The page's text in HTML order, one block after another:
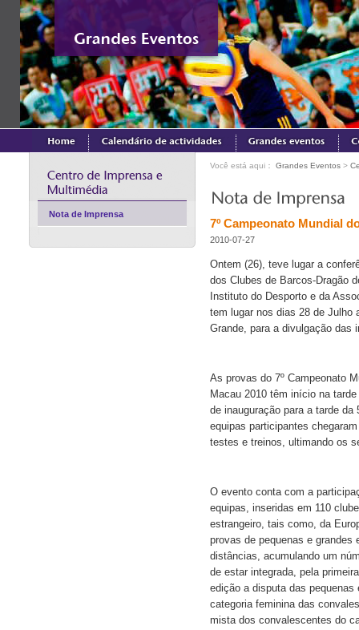
Nota de Imprensa
Você está aqui： Grandes Eventos >
7º Campeonato Mundial
2010-07-27
Ontem (26), teve lugar a
dos Clubes de Barcos-Dragão
Instituto do Desporto e da
tem lugar nos dias 28 de Julho
Grande, para a divulgação das
As provas do 7º Campeonato
Macau 2010 têm início na
de inauguração para a tarde
equipas participantes
testes e treinos, ultimando os
O evento conta com a
equipas, inseridas em 110
estrangeiro, tais como, da
provas de pequenas e grandes
distâncias, acumulando um
de estar integrada, pela
edição a disputa das
categoria feminina das
mista dos convalescentes do